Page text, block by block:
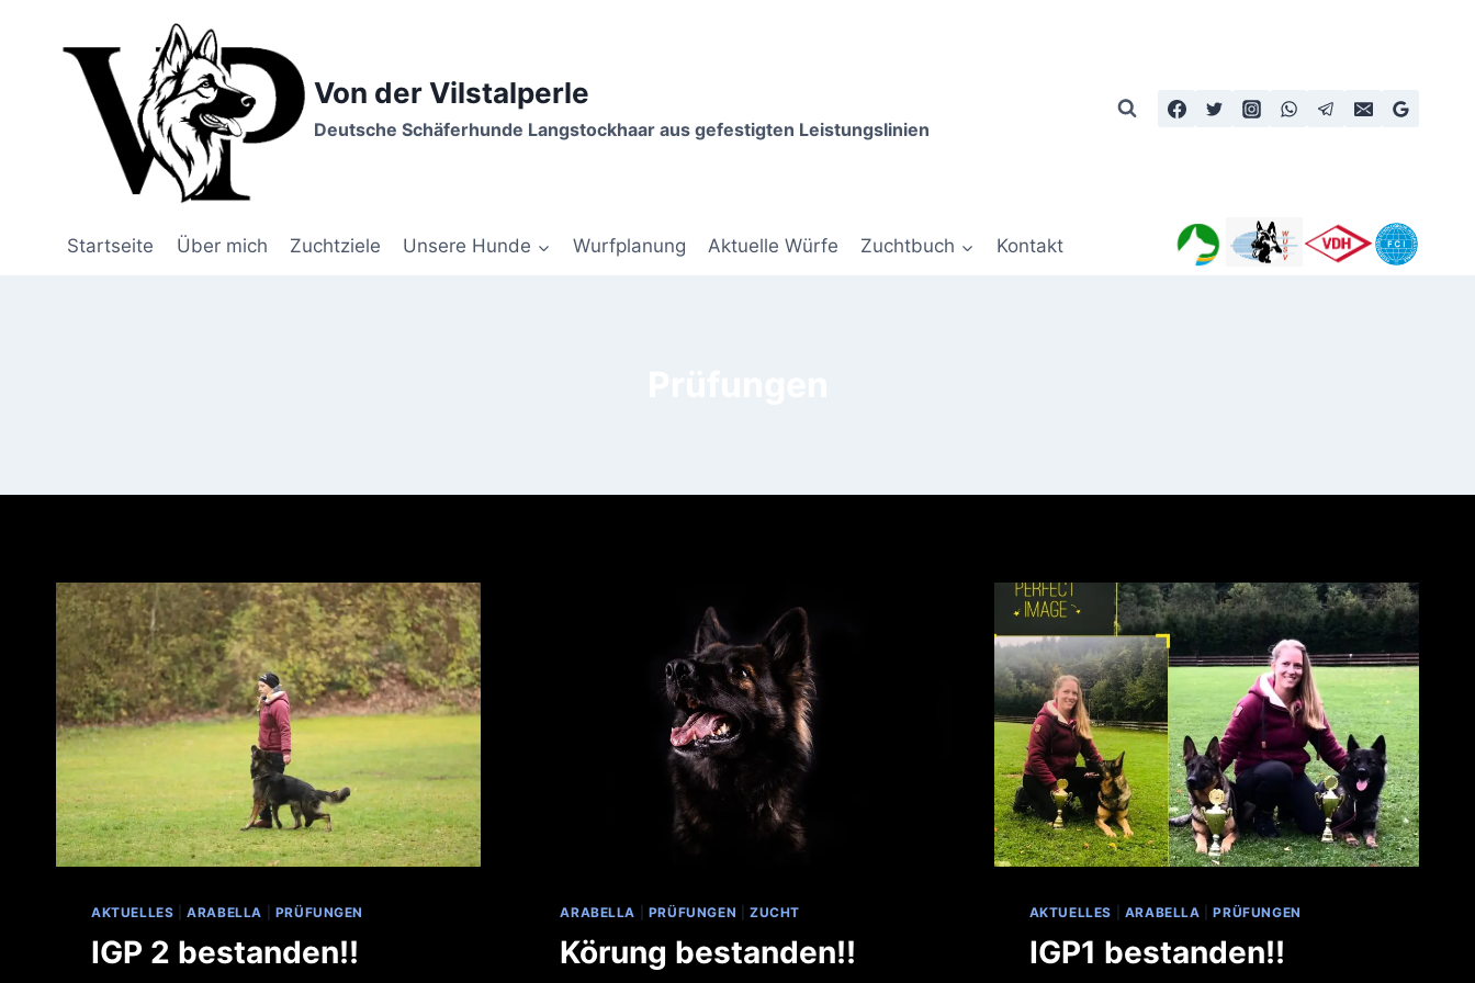
Von der Vilstalperle
Deutsche Schäferhunde Langstockhaar aus gefestigten Leistungslinien
Startseite Über mich Zuchtziele Unsere Hunde Wurfplanung Aktuelle Würfe Zuchtbuch Kontakt
AKTUELLES |ARABELLA PRÜFUNGEN
IGP 2 bestanden!!
ARABELLA PRÜFUNGEN |ZUCHT
Körung bestanden!!
AKTUELLES ARABELLA |PRÜFUNGEN
IGP1 bestanden!!